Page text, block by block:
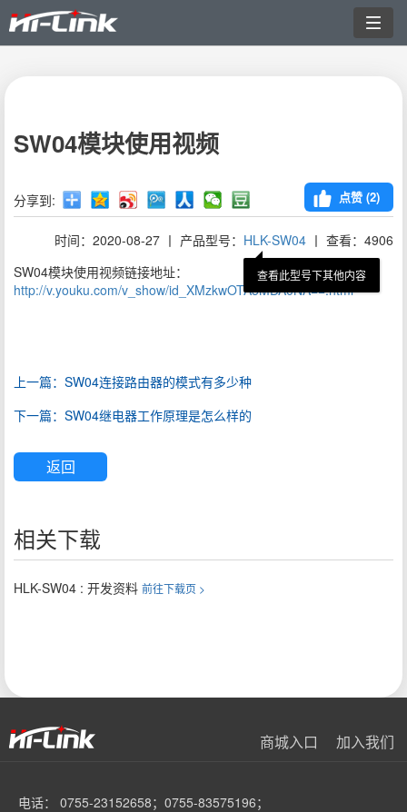
切
换
SW04模块使用视频
分享到: 点赞 (2)
时间：2020-08-27 丨 产品型号： HLK-SW04 丨 查看：4906
SW04模块使用视频链接地址：
http://v.youku.com/v_show/id_XMzkwOTA5MDA0NA==.html
上一篇：SW04连接路由器的模式有多少种
下一篇：SW04继电器工作原理是怎么样的
返回
相关下载
HLK-SW04 : 开发资料 前往下载页 >
商城入口 加入我们
电话： 0755-23152658；0755-83575196；
查看此型号下其他内容